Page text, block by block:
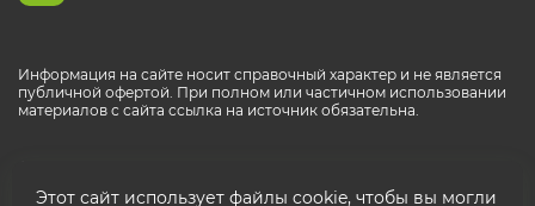
Информация на сайте носит справочный характер и не является
публичной офертой. При полном или частичном использовании
материалов с сайта ссылка на источник обязательна.
Этот сайт использует файлы cookie, чтобы вы могли